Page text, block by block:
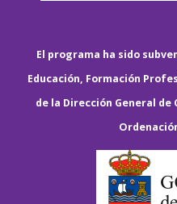
El programa ha sido
Educación, Formación
de la Dirección General de